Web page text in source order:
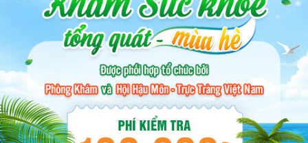
PHỤ KHOA
BỆNH HẬU MÔN
BỆNH XÃ HỘI